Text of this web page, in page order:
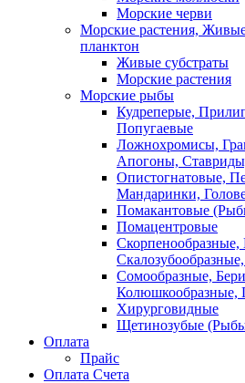
Морские черви
Морские растения,
планктон
Живые субстраты
Морские растения
Морские рыбы
Кудреперые,
Попугаевые
Ложнохромисы,
Апогоны,
Опистогнатовые,
Мандаринки,
Помакантовые
Помацентровые
Скорпенообразные,
Сомообразные,
Колюшкообразные,
Хирурговидные
Щетинозубые
Оплата
Прайс
Оплата Счета